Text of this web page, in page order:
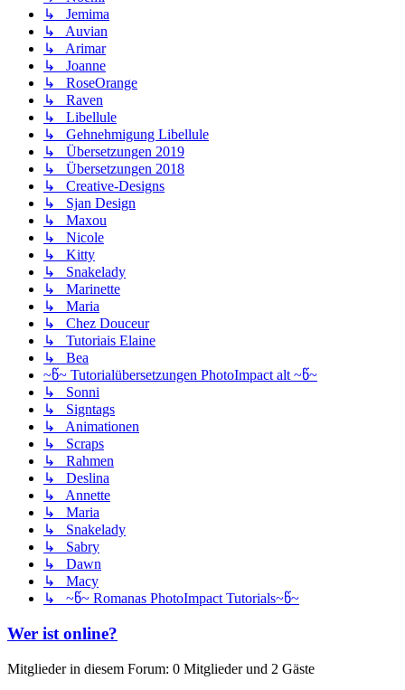
↳ Jemima
↳ Auvian
↳ Arimar
↳ Joanne
↳ RoseOrange
↳ Raven
↳ Libellule
↳ Gehnehmigung Libellule
↳ Übersetzungen 2019
↳ Übersetzungen 2018
↳ Creative-Designs
↳ Sjan Design
↳ Maxou
↳ Nicole
↳ Kitty
↳ Snakelady
↳ Marinette
↳ Maria
↳ Chez Douceur
↳ Tutoriais Elaine
↳ Bea
~წ~ Tutorialübersetzungen PhotoImpact alt ~წ~
↳ Sonni
↳ Signtags
↳ Animationen
↳ Scraps
↳ Rahmen
↳ Deslina
↳ Annette
↳ Maria
↳ Snakelady
↳ Sabry
↳ Dawn
↳ Macy
↳ ~წ~ Romanas PhotoImpact Tutorials~წ~
Wer ist online?
Mitglieder in diesem Forum: 0 Mitglieder und 2 Gäste